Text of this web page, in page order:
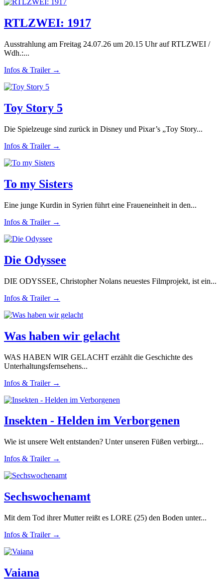
RTLZWEI: 1917
Ausstrahlung am Freitag 24.07.26 um 20.15 Uhr auf RTLZWEI /
Wdh.:...
Infos & Trailer →
Toy Story 5
Die Spielzeuge sind zurück in Disney und Pixar’s „Toy Story...
Infos & Trailer →
To my Sisters
Eine junge Kurdin in Syrien führt eine Fraueneinheit in den...
Infos & Trailer →
Die Odyssee
DIE ODYSSEE, Christopher Nolans neuestes Filmprojekt, ist ein...
Infos & Trailer →
Was haben wir gelacht
WAS HABEN WIR GELACHT erzählt die Geschichte des
Unterhaltungsfernsehens...
Infos & Trailer →
Insekten - Helden im Verborgenen
Wie ist unsere Welt entstanden? Unter unseren Füßen verbirgt...
Infos & Trailer →
Sechswochenamt
Mit dem Tod ihrer Mutter reißt es LORE (25) den Boden unter...
Infos & Trailer →
Vaiana